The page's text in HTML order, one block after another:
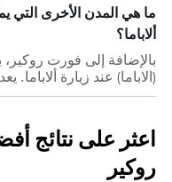
ما هي المدن الأخرى التي
ألاباما؟
بالإضافة إلى فورت
(الاباما) عند زيارة ألاباما.
اعثر على نتائج
روكير